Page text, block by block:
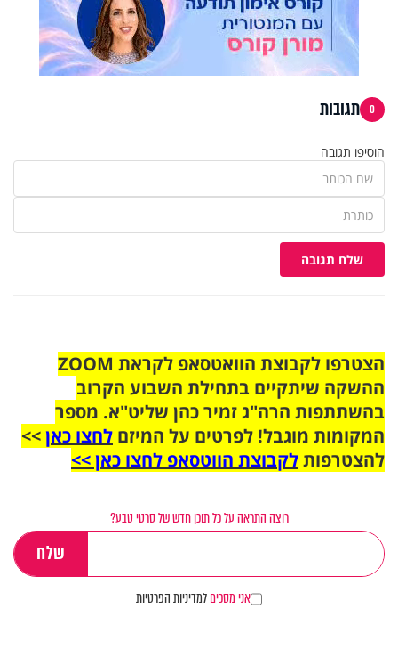
0 תגובות
הוסיפו תגובה
שלח תגובה
הצטרפו לקבוצת הוואטסאפ לקראת ZOOM
ההשקה שיתקיים בתחילת השבוע הקרוב
בהשתתפות הרה"ג זמיר כהן שליט"א. מספר
המקומות מוגבל! לפרטים על המיזם לחצו כאן>>
להצטרפותלקבוצת הווטסאפ לחצו כאן >>
רוצה התראה על כל תוכן חדש של סרטי טבע?
אני מסכיםלמדיניות הפרטיות